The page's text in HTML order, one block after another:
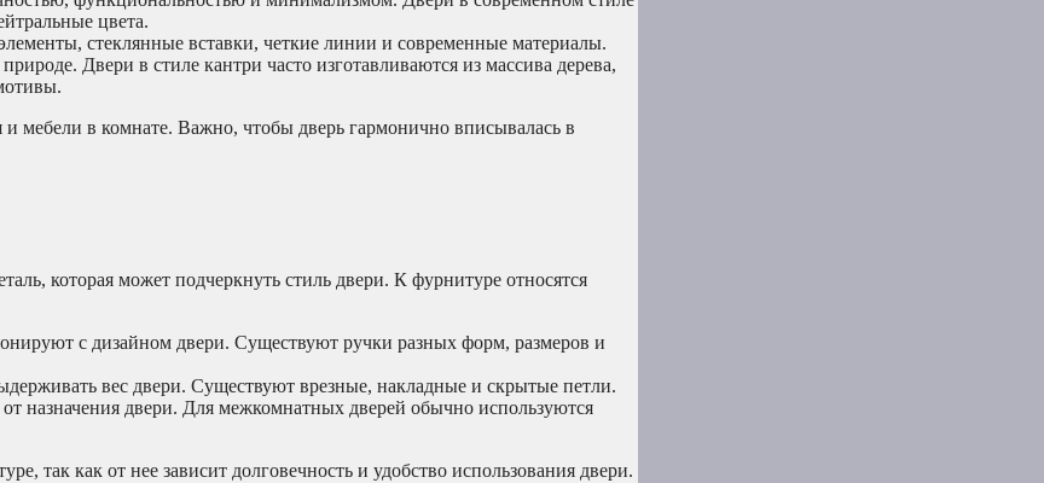
цвета.
стеклянные вставки, четкие линии и современные материалы.
Двери в стиле кантри часто изготавливаются из массива дерева,
мебели в комнате. Важно, чтобы дверь гармонично вписывалась в
которая может подчеркнуть стиль двери. К фурнитуре относятся
с дизайном двери. Существуют ручки разных форм, размеров и
вес двери. Существуют врезные, накладные и скрытые петли.
назначения двери. Для межкомнатных дверей обычно используются
так как от нее зависит долговечность и удобство использования двери.